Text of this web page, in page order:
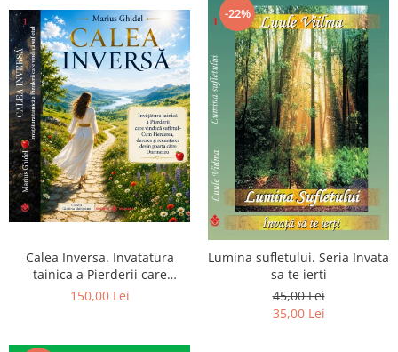
Calea Inversa. Invatatura
tainica a Pierderii care
vindeca sufletul - Cum
Dumnezeu
150,00 Lei
-22%
Lumina sufletului. Seria Invata
sa te ierti
45,00 Lei
35,00 Lei